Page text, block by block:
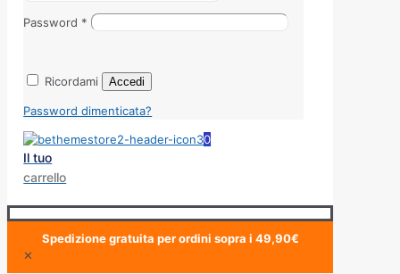
Password *
Ricordami Accedi
Password dimenticata?
0
Il tuo
carrello
Spedizione gratuita per ordini sopra i 49,90€
✕